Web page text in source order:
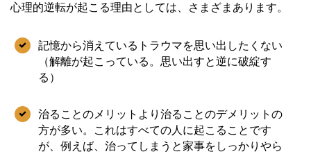
心理的逆転が起こる理由としては、さまざまあります。
記憶から消えているトラウマを思い出したくない
（解離が起こっている。思い出すと逆に破綻す
る）
治ることのメリットより治ることのデメリットの
方が多い。これはすべての人に起こることです
が、例えば、治ってしまうと家事をしっかりやら